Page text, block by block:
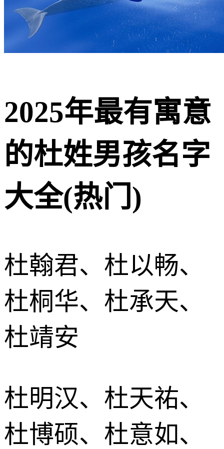
2025年最有寓意
的杜姓男孩名字
大全(热门)
杜翰君、杜以畅、
杜桐华、杜承天、
杜靖安
杜明汉、杜天祐、
杜博硕、杜意如、